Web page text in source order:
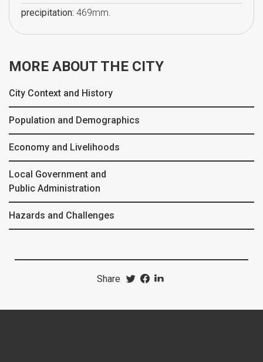
precipitation: 469mm.
MORE ABOUT THE CITY
City Context and History
Population and Demographics
Economy and Livelihoods
Local Government and
Public Administration
Hazards and Challenges
Share